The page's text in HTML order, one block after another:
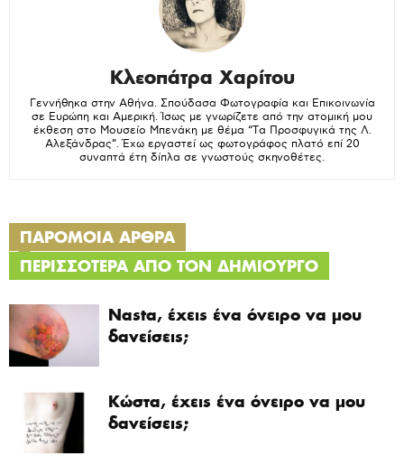
Κλεοπάτρα Χαρίτου
Γεννήθηκα στην Αθήνα. Σπούδασα Φωτογραφία και Επικοινωνία
σε Ευρώπη και Αμερική. Ίσως με γνωρίζετε από την ατομική μου
έκθεση στο Μουσείο Μπενάκη με θέμα “Τα Προσφυγικά της Λ.
Αλεξάνδρας”. Έχω εργαστεί ως φωτογράφος πλατό επί 20
συναπτά έτη δίπλα σε γνωστούς σκηνοθέτες.
ΠΑΡΟΜΟΙΑ ΑΡΘΡΑ
ΠΕΡΙΣΣΟΤΕΡΑ ΑΠΟ ΤΟΝ ΔΗΜΙΟΥΡΓΟ
Nasta, έχεις ένα όνειρο να μου
δανείσεις;
Κώστα, έχεις ένα όνειρο να μου
δανείσεις;